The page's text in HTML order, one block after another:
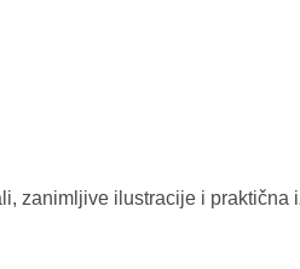
ilustracije i